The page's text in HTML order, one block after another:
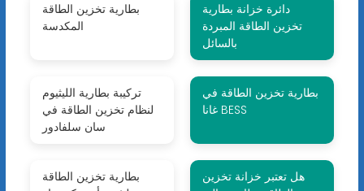
بطارية تخزين الطاقة
المكدسة
دائرة خزانة بطارية
تخزين الطاقة المبردة
بالسائل
تركيبة بطارية الليثيوم
لنظام تخزين الطاقة في
سان سلفادور
بطارية تخزين الطاقة في
غانا BESS
بطارية تخزين الطاقة
هل تعتبر خزانة تخزين